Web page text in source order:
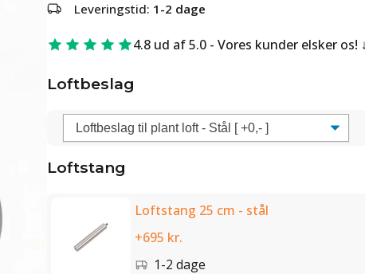
Leveringstid: 1-2 dage
4.8 ud af 5.0 - Vores kunder elsker os!
Loftbeslag
Loftstang
Loftstang 25 cm - stål
+695 kr.
1-2 dage